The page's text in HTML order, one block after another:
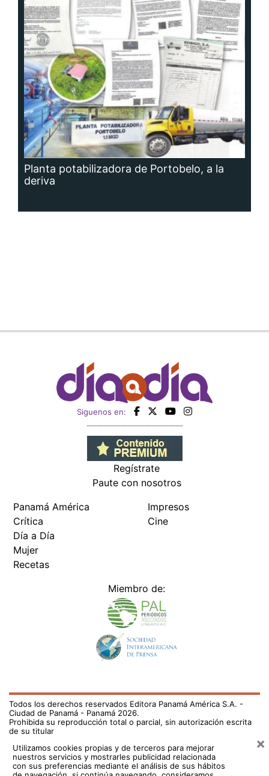
Planta potabilizadora de Portobelo, a la
deriva
Siguenos en:
Regístrate
Paute con nosotros
Panamá América
Crítica
Día a Día
Mujer
Recetas
Impresos
Cine
Miembro de:
Todos los derechos reservados Editora Panamá América S.A. -
Ciudad de Panamá - Panamá 2026.
Prohibida su reproducción total o parcial, sin autorización escrita
de su titular
Utilizamos cookies propias y de terceros para mejorar
nuestros servicios y mostrarles publicidad relacionada
con sus preferencias mediante el análisis de sus hábitos
×